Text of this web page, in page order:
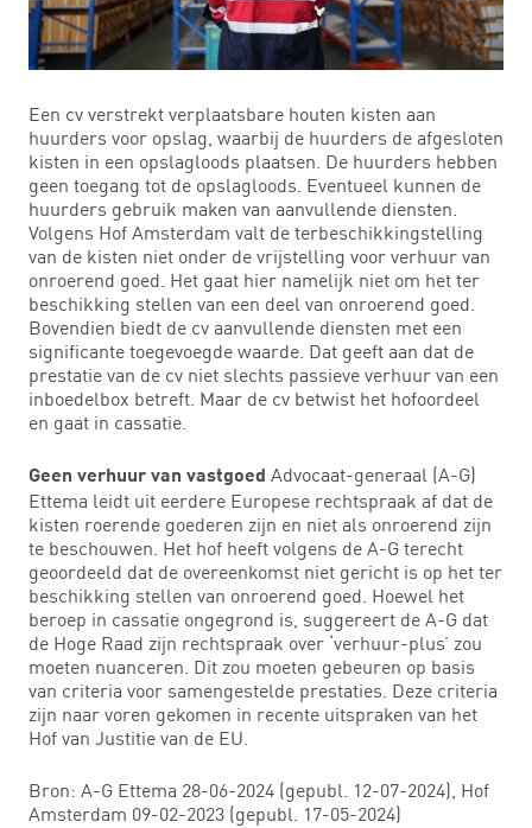
Een cv verstrekt verplaatsbare houten kisten aan
huurders voor opslag, waarbij de huurders de afgesloten
kisten in een opslagloods plaatsen. De huurders hebben
geen toegang tot de opslagloods. Eventueel kunnen de
huurders gebruik maken van aanvullende diensten.
Volgens Hof Amsterdam valt de terbeschikkingstelling
van de kisten niet onder de vrijstelling voor verhuur van
onroerend goed. Het gaat hier namelijk niet om het ter
beschikking stellen van een deel van onroerend goed.
Bovendien biedt de cv aanvullende diensten met een
significante toegevoegde waarde. Dat geeft aan dat de
prestatie van de cv niet slechts passieve verhuur van een
inboedelbox betreft. Maar de cv betwist het hofoordeel
en gaat in cassatie.
Geen verhuur van vastgoed Advocaat-generaal (A-G)
Ettema leidt uit eerdere Europese rechtspraak af dat de
kisten roerende goederen zijn en niet als onroerend zijn
te beschouwen. Het hof heeft volgens de A-G terecht
geoordeeld dat de overeenkomst niet gericht is op het ter
beschikking stellen van onroerend goed. Hoewel het
beroep in cassatie ongegrond is, suggereert de A-G dat
de Hoge Raad zijn rechtspraak over ‘verhuur-plus’ zou
moeten nuanceren. Dit zou moeten gebeuren op basis
van criteria voor samengestelde prestaties. Deze criteria
zijn naar voren gekomen in recente uitspraken van het
Hof van Justitie van de EU.
Bron: A-G Ettema 28-06-2024 (gepubl. 12-07-2024), Hof
Amsterdam 09-02-2023 (gepubl. 17-05-2024)